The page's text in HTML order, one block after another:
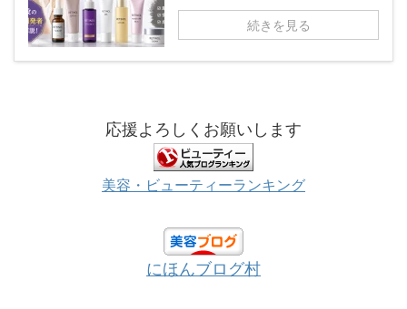
続きを見る
応援よろしくお願いします
美容・ビューティーランキング
にほんブログ村